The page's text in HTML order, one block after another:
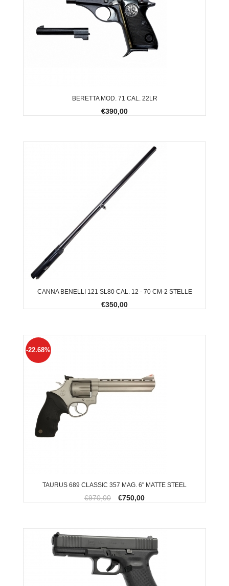
BERETTA MOD. 71 CAL. 22LR
€390,00
CANNA BENELLI 121 SL80 CAL. 12 - 70 CM-2 STELLE
€350,00
TAURUS 689 CLASSIC 357 MAG. 6" MATTE STEEL
-22.68%
€970,00 €750,00